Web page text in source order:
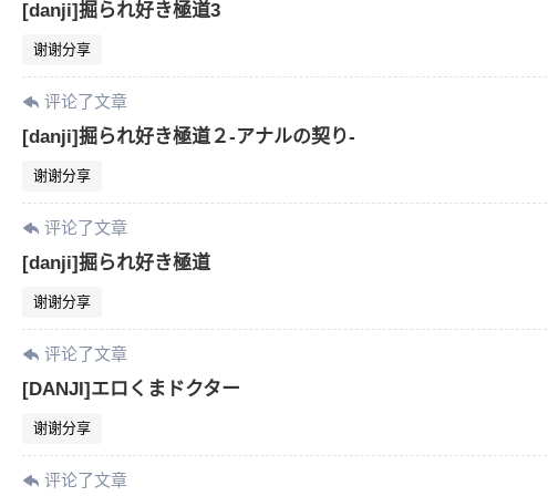
[danji]掘られ好き極道3
谢谢分享
评论了文章
[danji]掘られ好き極道２-アナルの契り-
谢谢分享
评论了文章
[danji]掘られ好き極道
谢谢分享
评论了文章
[DANJI]エロくまドクター
谢谢分享
评论了文章